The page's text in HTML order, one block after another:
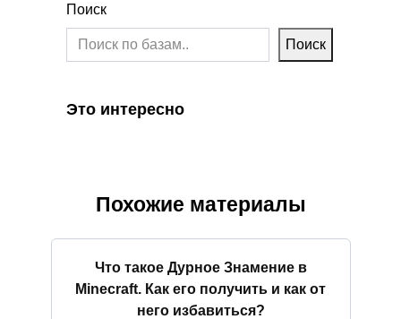
Поиск
Поиск
Это интересно
Похожие материалы
Что такое Дурное Знамение в
Minecraft. Как его получить и как от
него избавиться?